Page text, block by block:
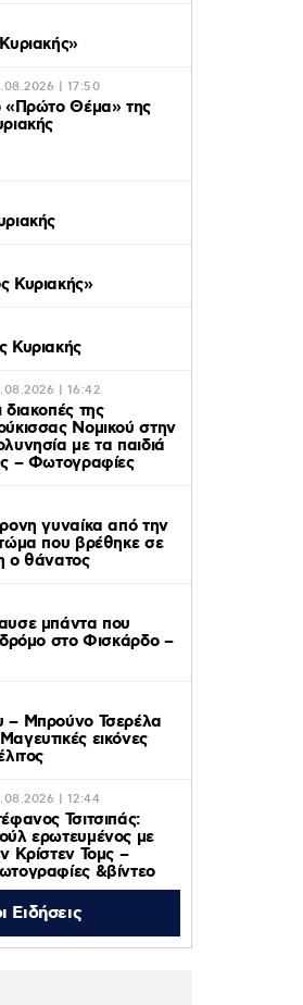
| 17:50
«Πρώτο Θέμα» της
Κυριακής»
Κυριακής
| 16:42
διακοπές της
Νομικού στην
με τα παιδιά
– Φωτογραφίες
γυναίκα από την
που βρέθηκε σε
ο θάνατος
μπάντα που
στο Φισκάρδο –
– Μπρούνο Τσερέλα
εικόνες
| 12:44
Τσιτσιπάς:
ερωτευμένος με
Κρίστεν Τομς –
&βίντεο
τις διακοπές τους
για τα χρήματα,
Ειδήσεις